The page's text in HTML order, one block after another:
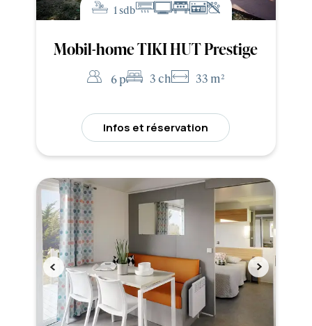
1 sdb
Mobil-home TIKI HUT Prestige
6 p 3 ch 33 m²
Infos et réservation